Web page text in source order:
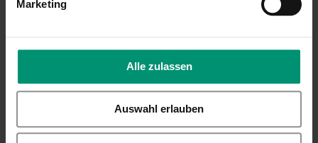
Marketing
Alle zulassen
Auswahl erlauben
Sterntaler
personalisiert Hase
Hanni – mit Namen
Kapuzenhandtuch
Sterntaler Bär
Betty – weiß/rosa